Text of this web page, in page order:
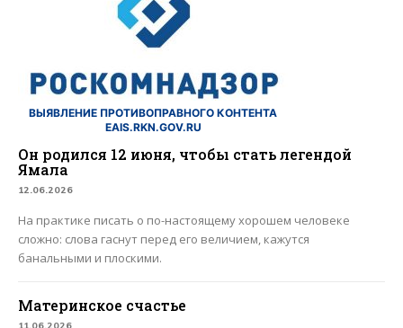
ВЫЯВЛЕНИЕ ПРОТИВОПРАВНОГО КОНТЕНТА
EAIS.RKN.GOV.RU
Он родился 12 июня, чтобы стать легендой
Ямала
12.06.2026
На практике писать о по-настоящему хорошем человеке
сложно: слова гаснут перед его величием, кажутся
банальными и плоскими.
Материнское счастье
11.06.2026